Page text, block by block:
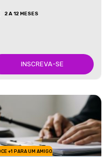
2 A 12 MESES
INSCREVA-SE
+1 PARA UM AMIGO